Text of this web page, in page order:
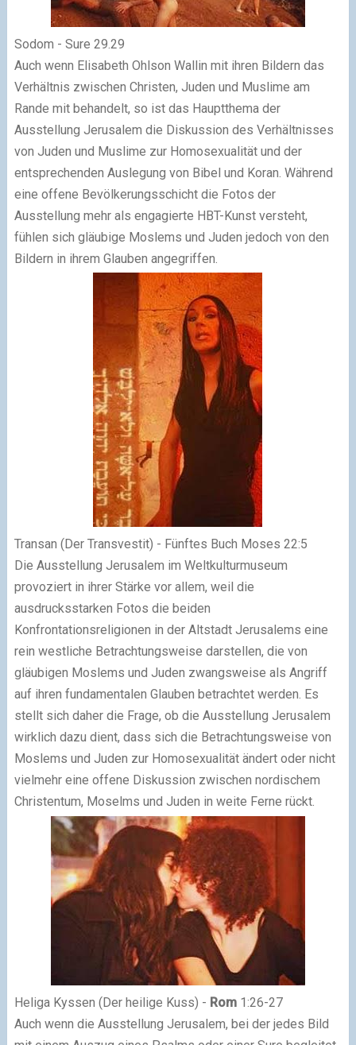
Sodom - Sure 29.29
Auch wenn Elisabeth Ohlson Wallin mit ihren Bildern das
Verhältnis zwischen Christen, Juden und Muslime am
Rande mit behandelt, so ist das Hauptthema der
Ausstellung Jerusalem die Diskussion des Verhältnisses
von Juden und Muslime zur Homosexualität und der
entsprechenden Auslegung von Bibel und Koran. Während
eine offene Bevölkerungsschicht die Fotos der
Ausstellung mehr als engagierte HBT-Kunst versteht,
fühlen sich gläubige Moslems und Juden jedoch von den
Bildern in ihrem Glauben angegriffen.
Transan (Der Transvestit) - Fünftes Buch Moses 22:5
Die Ausstellung Jerusalem im Weltkulturmuseum
provoziert in ihrer Stärke vor allem, weil die
ausdrucksstarken Fotos die beiden
Konfrontationsreligionen in der Altstadt Jerusalems eine
rein westliche Betrachtungsweise darstellen, die von
gläubigen Moslems und Juden zwangsweise als Angriff
auf ihren fundamentalen Glauben betrachtet werden. Es
stellt sich daher die Frage, ob die Ausstellung Jerusalem
wirklich dazu dient, dass sich die Betrachtungsweise von
Moslems und Juden zur Homosexualität ändert oder nicht
vielmehr eine offene Diskussion zwischen nordischem
Christentum, Moselms und Juden in weite Ferne rückt.
Heliga Kyssen (Der heilige Kuss) - Rom1:26-27
Auch wenn die Ausstellung Jerusalem, bei der jedes Bild